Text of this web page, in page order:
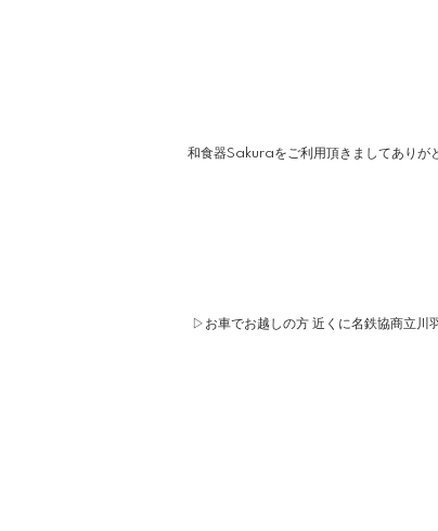
和食器Sakuraをご利用頂きましてありが
▷お車でお越しの方 近くに名鉄協商立川